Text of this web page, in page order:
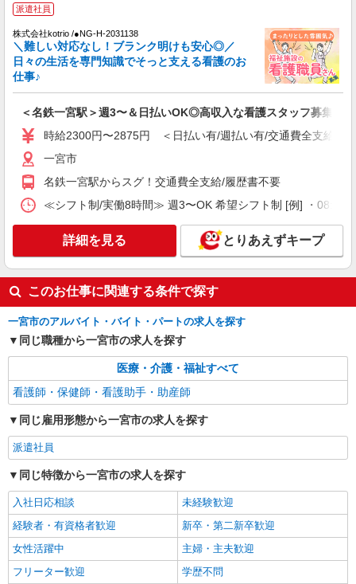
キープ 詳細を見る
派遣社員
株式会社kotrio /●NG-H-1832051
福祉看護は人生のサポーター。シニア住宅の看
時給2300円〜2875円＜交通費全額支給/日払
愛知県一宮市
キープ 詳細を見る
日研トータルソーシング株式会社 メディカルケア事業部/名古屋オフ
ィス【看護助手】
看護助手（病院）
時給1,200円〜
愛知県一宮市
詳細を見る
日研トータルソーシング株式会社 メディカルケア事業部/名古屋オフ
ィス【看護助手】
看護助手（病院）
時給1,250円〜
愛知県一宮市
キープ 詳細を見る
派遣社員
株式会社kotrio /●NG-H-2031138
＼難しい対応なし！ブランク明けも安心◎／
日々の生活を専門知識でそっと支える看護のお
仕事♪
＜名鉄一宮駅＞週3〜＆日払いOK◎高収入な看護スタッフ募集！
時給2300円〜2875円 ＜日払い有/週払い有/交通費全支給(ガ
一宮市
名鉄一宮駅からスグ！交通費全支給/履歴書不要
≪シフト制/実働8時間≫ 週3〜OK 希望シフト制 [例] ・
詳細を見る とりあえずキープ
このお仕事に関連する条件で探す
一宮市のアルバイト・バイト・パートの求人を探す
同じ職種から一宮市の求人を探す
医療・介護・福祉すべて
看護師・保健師・看護助手・助産師
同じ雇用形態から一宮市の求人を探す
派遣社員
同じ特徴から一宮市の求人を探す
入社日応相談
未経験歓迎
経験者・有資格者歓迎
新卒・第二新卒歓迎
女性活躍中
主婦・主夫歓迎
フリーター歓迎
学歴不問